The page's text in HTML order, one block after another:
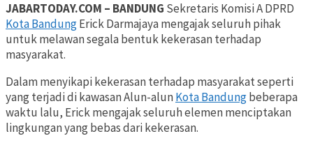
JABARTODAY.COM – BANDUNG Sekretaris Komisi A DPRD
Kota BandungErick Darmajaya mengajak seluruh pihak
untuk melawan segala bentuk kekerasan terhadap
masyarakat.
Dalam menyikapi kekerasan terhadap masyarakat seperti
yang terjadi di kawasan Alun-alunKota Bandungbeberapa
waktu lalu, Erick mengajak seluruh elemen menciptakan
lingkungan yang bebas dari kekerasan.